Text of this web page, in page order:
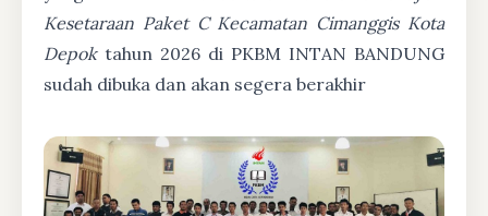
Kesetaraan Paket C Kecamatan Cimanggis Kota
Depoktahun 2026 di PKBM INTAN BANDUNG
sudah dibuka dan akan segera berakhir